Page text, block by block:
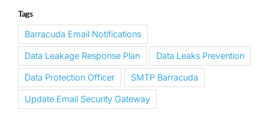
Tags
Barracuda Email Notifications
Data Leakage Response Plan Data Leaks Prevention
Data Protection Officer SMTP Barracuda
Update Email Security Gateway